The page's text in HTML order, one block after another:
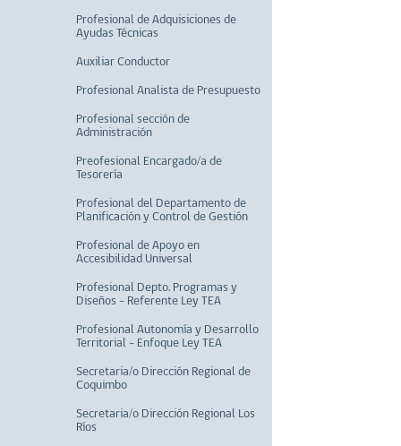
Profesional de Adquisiciones de
Ayudas Técnicas
Auxiliar Conductor
Profesional Analista de Presupuesto
Profesional sección de
Administración
Preofesional Encargado/a de
Tesorería
Profesional del Departamento de
Planificación y Control de Gestión
Profesional de Apoyo en
Accesibilidad Universal
Profesional Depto. Programas y
Diseños - Referente Ley TEA
Profesional Autonomía y Desarrollo
Territorial - Enfoque Ley TEA
Secretaria/o Dirección Regional de
Coquimbo
Secretaria/o Dirección Regional Los
Ríos